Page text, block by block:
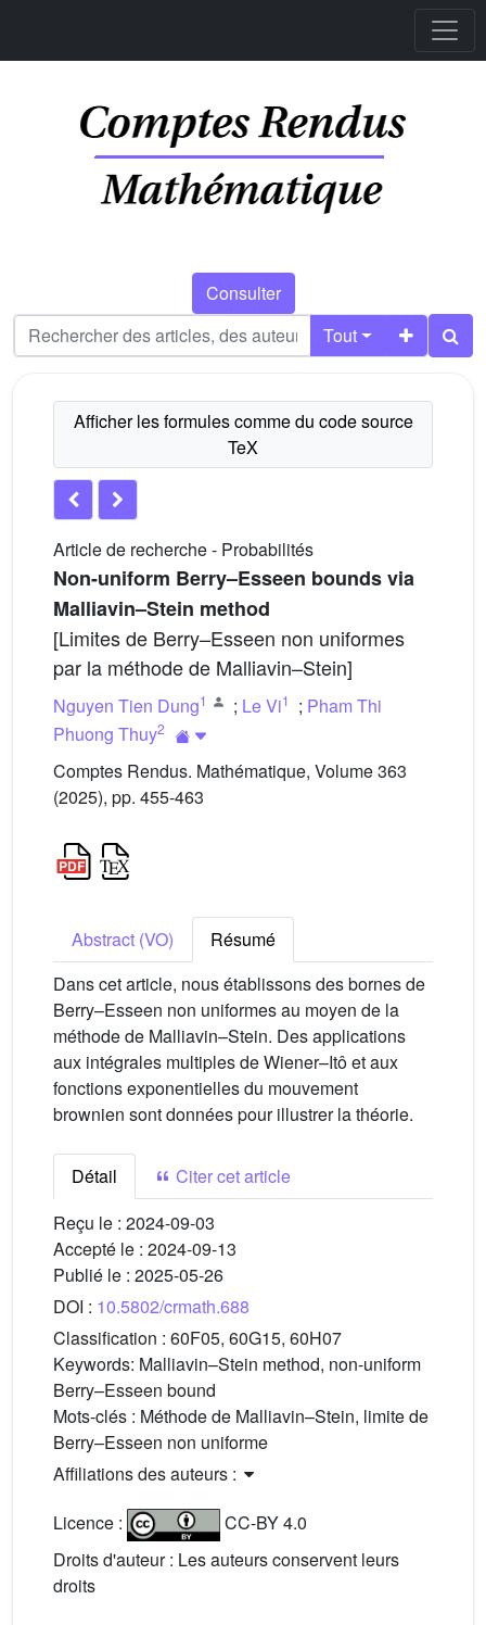
Consulter
Tout
Article de recherche - Probabilités
Non-uniform Berry–Esseen bounds via
Malliavin–Stein method
[Limites de Berry–Esseen non uniformes
par la méthode de Malliavin–Stein]
Nguyen Tien Dung1 ; Le Vi1 ; Pham Thi
Phuong Thuy2
Comptes Rendus. Mathématique, Volume 363
(2025), pp. 455-463
Abstract (VO)
Résumé
Dans cet article, nous établissons des bornes de
Berry–Esseen non uniformes au moyen de la
méthode de Malliavin–Stein. Des applications
aux intégrales multiples de Wiener–Itô et aux
fonctions exponentielles du mouvement
brownien sont données pour illustrer la théorie.
Détail
Citer cet article
Reçu le : 2024-09-03
Accepté le : 2024-09-13
Publié le : 2025-05-26
DOI : 10.5802/crmath.688
Classification : 60F05, 60G15, 60H07
Keywords: Malliavin–Stein method, non-uniform
Berry–Esseen bound
Mots-clés : Méthode de Malliavin–Stein, limite de
Berry–Esseen non uniforme
Affiliations des auteurs :
Licence :
CC-BY 4.0
Droits d'auteur : Les auteurs conservent leurs
droits